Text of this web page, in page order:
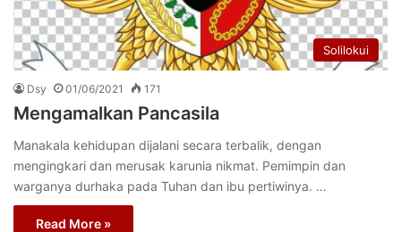
Solilokui
Dsy 01/06/2021 171
Mengamalkan Pancasila
Manakala kehidupan dijalani secara terbalik, dengan
mengingkari dan merusak karunia nikmat. Pemimpin dan
warganya durhaka pada Tuhan dan ibu pertiwinya. …
Read More »